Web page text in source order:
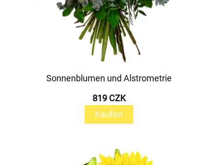
Sonnenblumen und Alstrometrie
819 CZK
Kaufen